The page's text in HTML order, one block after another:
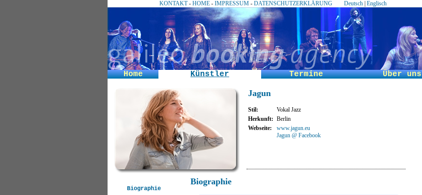
KONTAKT- HOME - IMPRESSUM - DATENSCHUTZERKLÄRUNG Deutsch Englisch
Home Künstler Termine Über uns
Jagun
Stil:
Vokal Jazz
Herkunft: Berlin
Webseite:
www.jagun.eu
Jagun @ Facebook
Biographie
Biographie